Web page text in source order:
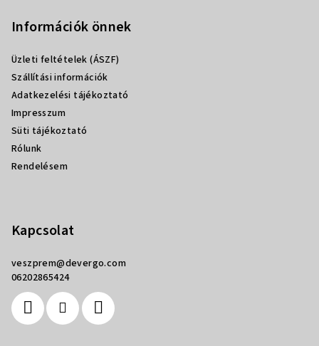
Információk önnek
Üzleti feltételek (ÁSZF)
Szállítási információk
Adatkezelési tájékoztató
Impresszum
Süti tájékoztató
Rólunk
Rendelésem
Kapcsolat
veszprem@devergo.com
06202865424